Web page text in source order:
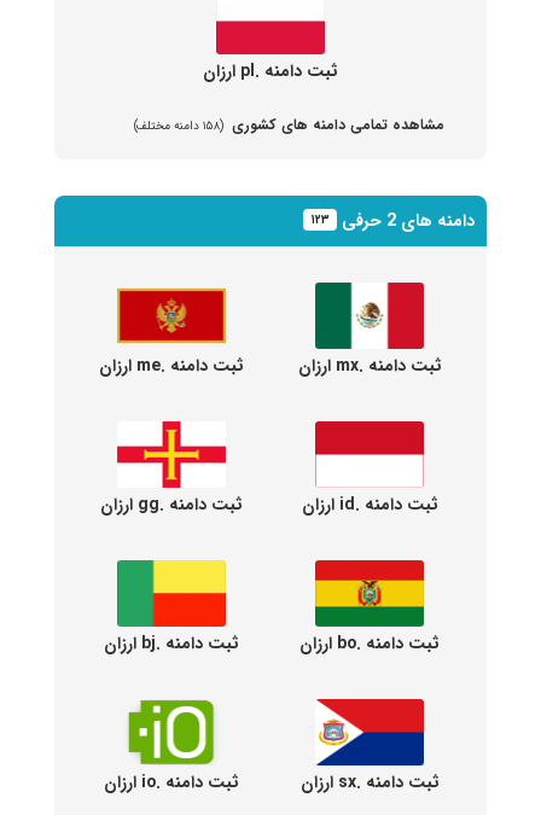
ثبت دامنه .pl ارزان
مشاهده تمامی دامنه های کشوری (۱۵۸ دامنه مختلف)
دامنه های 2 حرفی ۱۲۳
ثبت دامنه .mx ارزان ثبت دامنه .me ارزان
ثبت دامنه .id ارزان ثبت دامنه .gg ارزان
ثبت دامنه .bo ارزان ثبت دامنه .bj ارزان
ثبت دامنه .sx ارزان ثبت دامنه .io ارزان